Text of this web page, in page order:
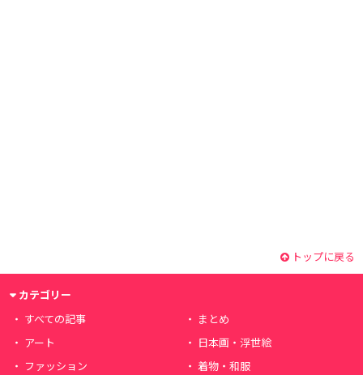
トップに戻る
カテゴリー
すべての記事
まとめ
アート
日本画・浮世絵
ファッション
着物・和服